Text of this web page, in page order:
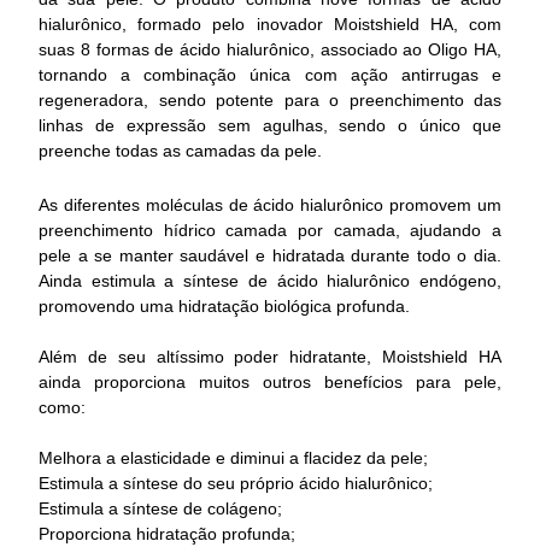
hialurônico, formado pelo inovador Moistshield HA, com
suas 8 formas de ácido hialurônico, associado ao Oligo HA,
tornando a combinação única com ação antirrugas e
regeneradora, sendo potente para o preenchimento das
linhas de expressão sem agulhas, sendo o único que
preenche todas as camadas da pele.
As diferentes moléculas de ácido hialurônico promovem um
preenchimento hídrico camada por camada, ajudando a
pele a se manter saudável e hidratada durante todo o dia.
Ainda estimula a síntese de ácido hialurônico endógeno,
promovendo uma hidratação biológica profunda.
Além de seu altíssimo poder hidratante, Moistshield HA
ainda proporciona muitos outros benefícios para pele,
como:
Melhora a elasticidade e diminui a flacidez da pele;
Estimula a síntese do seu próprio ácido hialurônico;
Estimula a síntese de colágeno;
Proporciona hidratação profunda;